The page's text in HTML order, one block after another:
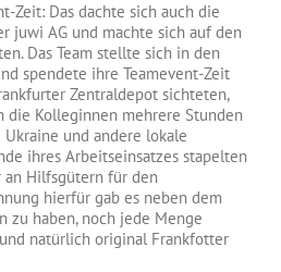
Zeit: Das dachte sich auch die
juwi AG und machte sich auf den
Das Team stellte sich in den
spendete ihre Teamevent-Zeit
Zentraldepot sichteten,
die Kolleginnen mehrere Stunden
und andere lokale
ihres Arbeitseinsatzes stapelten
Hilfsgütern für den
hierfür gab es neben dem
zu haben, noch jede Menge
natürlich original Frankfotter